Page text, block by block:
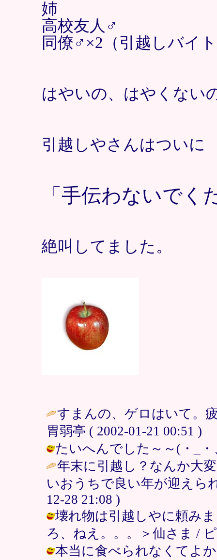
姉
高校友人♂
同僚♂×2（引越しバイ
はやいの、はやくない
引越しやさんはついに
「手伝わないでく
絶叫してました。
すまんの、ゲロはいて。
胃弱亭 ( 2002-01-21 00:51 )
たいへんでした～～(・_・
年末に引越し？なんか大
いおうちで良い年が迎えら
12-28 21:08 )
壊れ物は引越しやに頼み
ろ、ねえ。。。＞仙さま /
本当に食べられなくてよ